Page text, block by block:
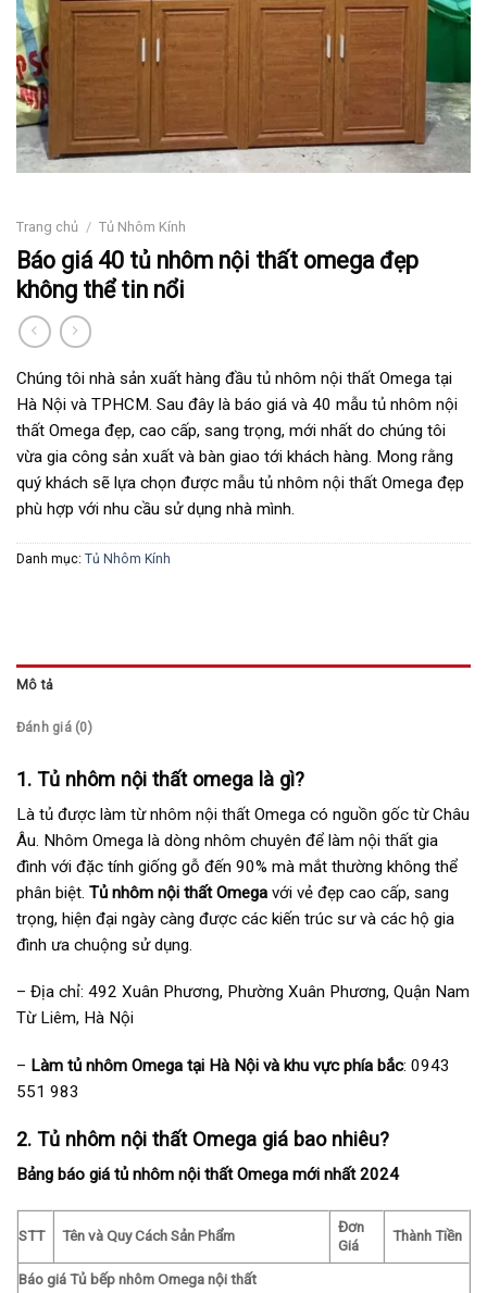
Trang chủ / Tủ Nhôm Kính
Báo giá 40 tủ nhôm nội thất omega đẹp
không thể tin nổi
Chúng tôi nhà sản xuất hàng đầu tủ nhôm nội thất Omega tại
Hà Nội và TPHCM. Sau đây là báo giá và 40 mẫu tủ nhôm nội
thất Omega đẹp, cao cấp, sang trọng, mới nhất do chúng tôi
vừa gia công sản xuất và bàn giao tới khách hàng. Mong rằng
quý khách sẽ lựa chọn được mẫu tủ nhôm nội thất Omega đẹp
phù hợp với nhu cầu sử dụng nhà mình.
Danh mục: Tủ Nhôm Kính
Mô tả
Đánh giá (0)
1. Tủ nhôm nội thất omega là gì?
Là tủ được làm từ nhôm nội thất Omega có nguồn gốc từ Châu
Âu. Nhôm Omega là dòng nhôm chuyên để làm nội thất gia
đình với đặc tính giống gỗ đến 90% mà mắt thường không thể
phân biệt. Tủ nhôm nội thất Omega với vẻ đẹp cao cấp, sang
trọng, hiện đại ngày càng được các kiến trúc sư và các hộ gia
đình ưa chuộng sử dụng.
– Địa chỉ: 492 Xuân Phương, Phường Xuân Phương, Quận Nam
Từ Liêm, Hà Nội
– Làm tủ nhôm Omega tại Hà Nội và khu vực phía bắc: 0943
551 983
2. Tủ nhôm nội thất Omega giá bao nhiêu?
Bảng báo giá tủ nhôm nội thất Omega mới nhất 2024
STT Tên và Quy Cách Sản Phẩm
Đơn
Giá
Thành Tiền
Báo giá Tủ bếp nhôm Omega nội thất